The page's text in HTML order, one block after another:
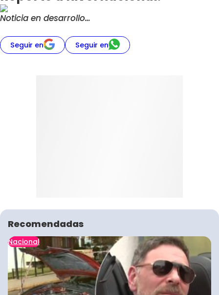
Noticia en desarrollo…
Seguir en Seguir en
Recomendadas
Nacional